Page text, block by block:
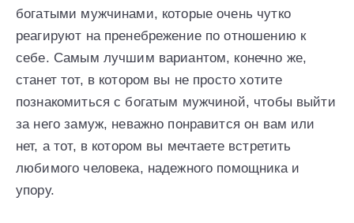
богатыми мужчинами, которые очень чутко
реагируют на пренебрежение по отношению к
себе. Самым лучшим вариантом, конечно же,
станет тот, в котором вы не просто хотите
познакомиться с богатым мужчиной, чтобы выйти
за него замуж, неважно понравится он вам или
нет, а тот, в котором вы мечтаете встретить
любимого человека, надежного помощника и
упору.